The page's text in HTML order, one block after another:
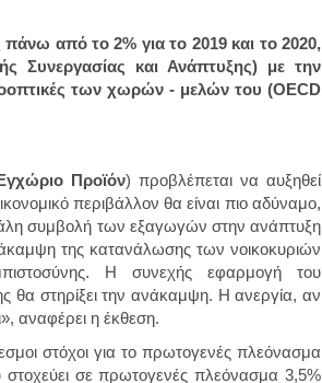
από το 2% για το 2019 και το 2020,
Συνεργασίας και Ανάπτυξης) με την
των χωρών - μελών του (OECD
Προϊόν) προβλέπεται να αυξηθεί
περιβάλλον θα είναι πιο αδύναμο,
συμβολή των εξαγωγών στην ανάπτυξη
της κατανάλωσης των νοικοκυριών
Η συνεχής εφαρμογή του
θα στηρίξει την ανάκαμψη. Η ανεργία, αν
αναφέρει η έκθεση.
στόχοι για το πρωτογενές πλεόνασμα
στοχεύει σε πρωτογενές πλεόνασμα 3,5%